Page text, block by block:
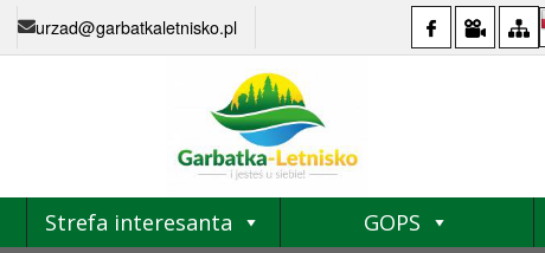
urzad@garbatkaletnisko.pl
Strefa interesanta GOPS